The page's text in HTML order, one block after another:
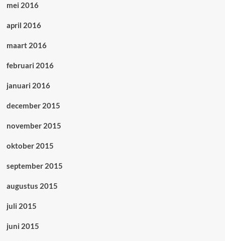
mei 2016
april 2016
maart 2016
februari 2016
januari 2016
december 2015
november 2015
oktober 2015
september 2015
augustus 2015
juli 2015
juni 2015